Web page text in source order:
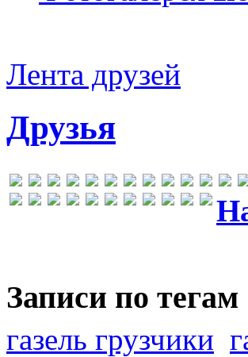
Лента друзей
Друзья
Записи по тегам
газель грузчики